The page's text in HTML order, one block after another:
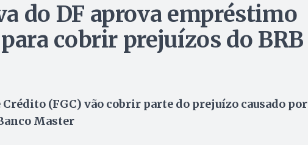
do DF aprova empréstimo
cobrir prejuízos do BRB
(FGC) vão cobrir parte do prejuízo causado por
Master